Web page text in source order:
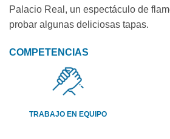
Palacio Real, un espectáculo de
probar algunas deliciosas tapas.
COMPETENCIAS
TRABAJO EN EQUIPO